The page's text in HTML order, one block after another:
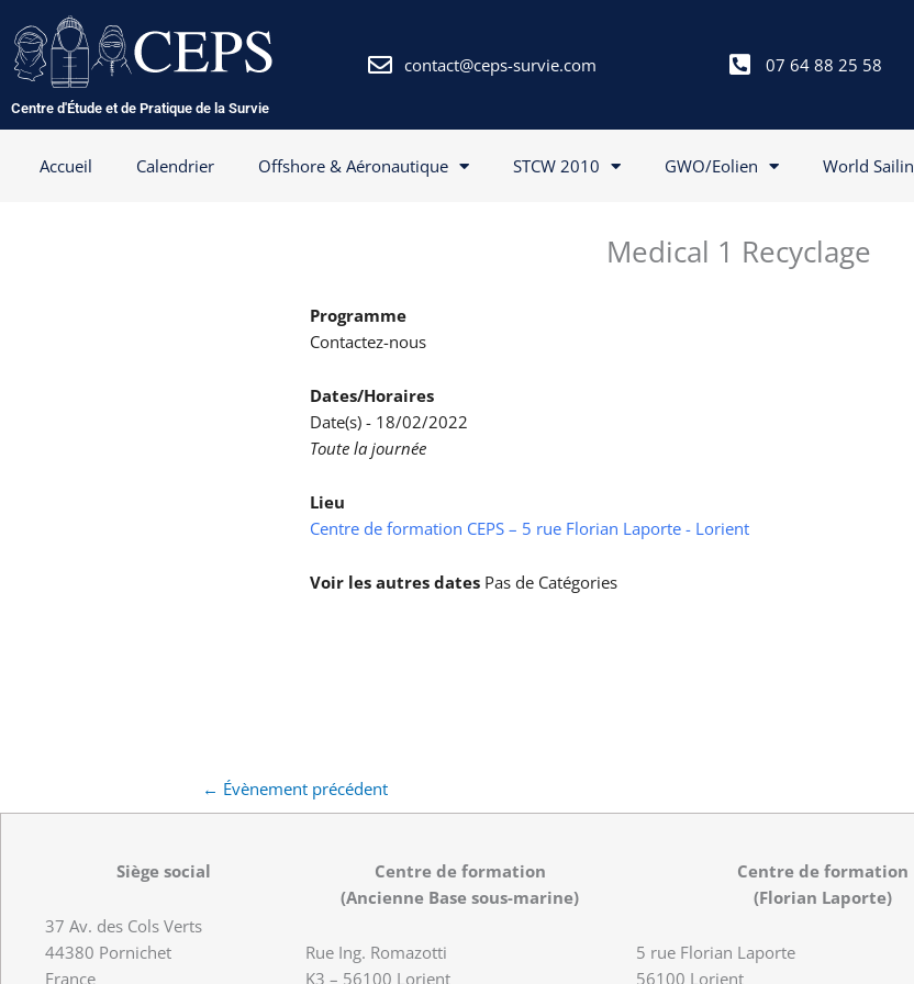
au
contenu
Centre d'Étude et de Pratique de la Survie
contact@ceps-survie.com 07 64 88 25 58
Accueil Calendrier Offshore & Aéronautique STCW 2010 GWO/Eolien World
Medical 1 Recyclage
Programme
Contactez-nous
Dates/Horaires
Date(s) - 18/02/2022
Toute la journée
Lieu
Centre de formation CEPS – 5 rue Florian Laporte - Lorient
Voir les autres dates Pas de Catégories
← Évènement précédent
Siège social
37 Av. des Cols Verts
44380 Pornichet
France
Centre de formation
(Ancienne Base sous-marine)
Rue Ing. Romazotti
K3 – 56100 Lorient
Centre de formation
(Florian Laporte)
5 rue Florian Laporte
56100 Lorient